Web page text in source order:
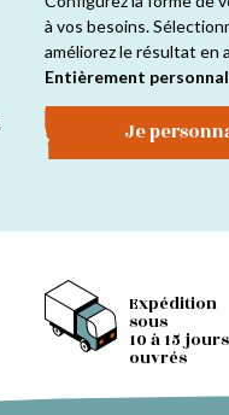
à vos besoins.
améliorez le résultat
Entièrement
Je
Expédition
sous
10 à 15 jours
ouvrés